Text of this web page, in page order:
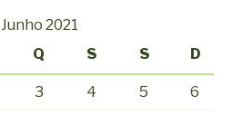
Junho 2021
Q S S D
3 4 5 6